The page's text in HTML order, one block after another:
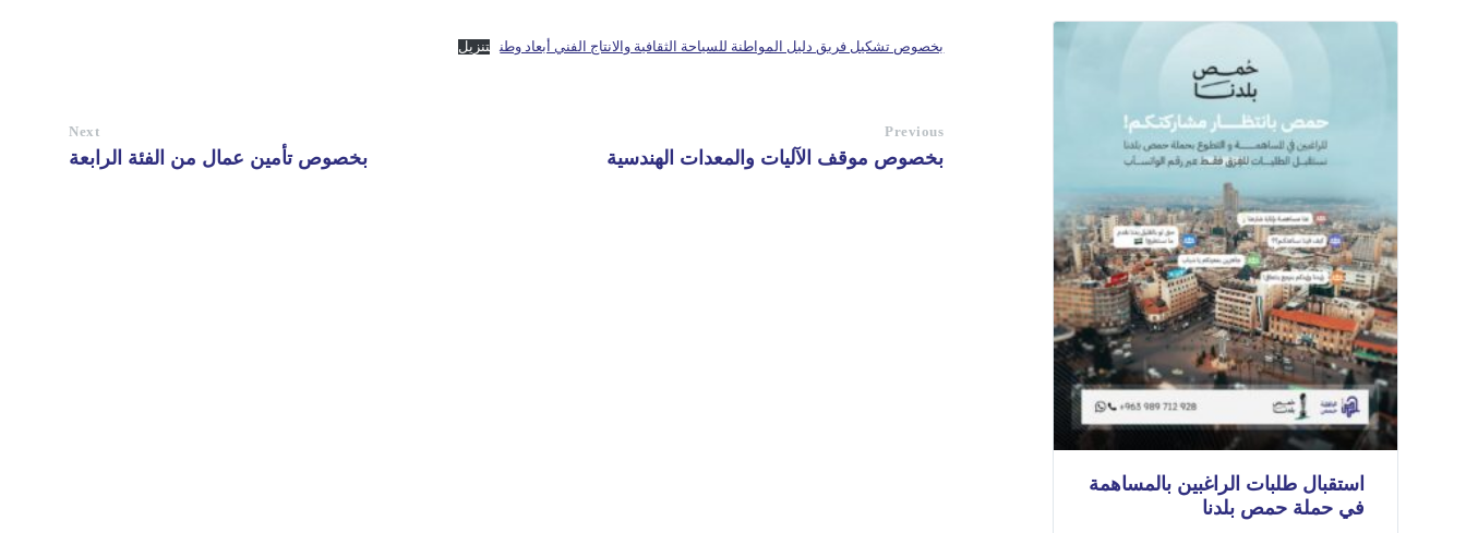
بخصوص تشكيل فريق دليل المواطنة للسياحة الثقافية والانتاج الفني أبعاد وطن تنزيل
Previous
بخصوص موقف الآليات والمعدات الهندسية
Next
بخصوص تأمين عمال من الفئة الرابعة
استقبال طلبات الراغبين بالمساهمة
في حملة حمص بلدنا